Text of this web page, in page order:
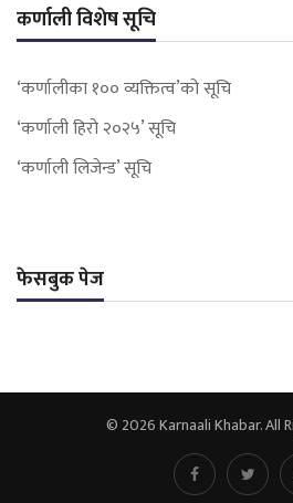
कर्णाली विशेष सूचि
‘कर्णालीका १०० व्यक्तित्व’को सूचि
‘कर्णाली हिरो २०२५’ सूचि
‘कर्णाली लिजेन्ड’ सूचि
फेसबुक पेज
© 2026 Karnaali Khabar. All